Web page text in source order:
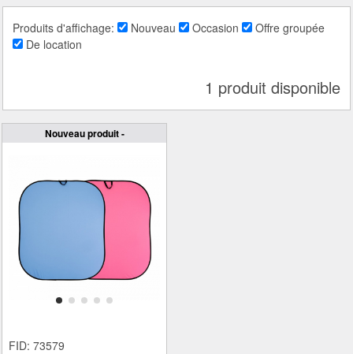
Produits d'affichage: Nouveau Occasion
Offre groupée
De location
1 produit disponible
Nouveau produit -
FID: 73579